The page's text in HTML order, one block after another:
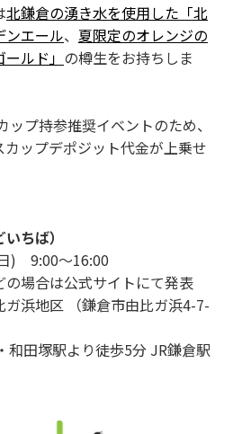
北鎌倉の湧き水を使用した「北
ンエール、 夏限定のオレンジの
ルド」 の樽生をお持ちしま
プ持参推奨イベントのため、
ップデポジット代金が上乗せ
ちば）
) 9:00～16:00
場合は公式サイトにて発表
浜地区 （鎌倉市由比ガ浜4-7-
和田塚駅より徒歩5分 JR鎌倉駅